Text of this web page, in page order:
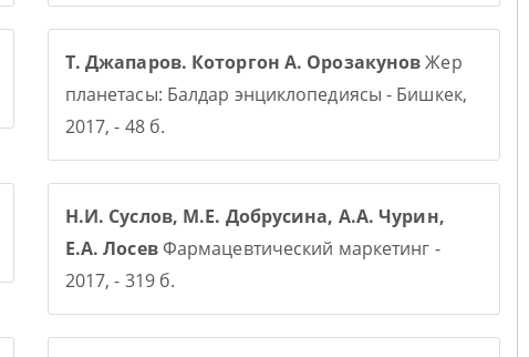
Т. Джапаров. Которгон А. ОрозакуновЖер
планетасы: Балдар энциклопедиясы - Бишкек,
2017, - 48 б.
Н.И. Суслов, М.Е. Добрусина, А.А. Чурин,
Е.А. ЛосевФармацевтический маркетинг -
2017, - 319 б.